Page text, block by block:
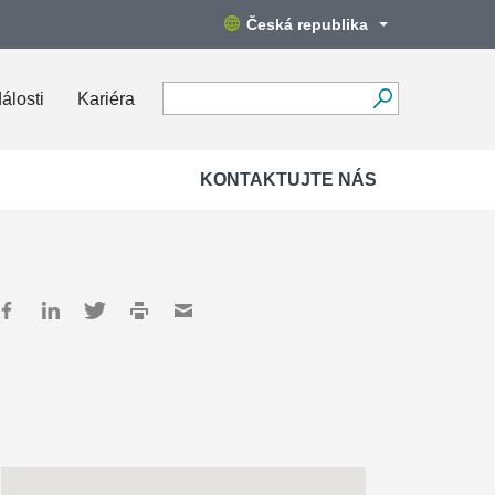
Česká republika
Kariéra
KONTAKTUJTE NÁS